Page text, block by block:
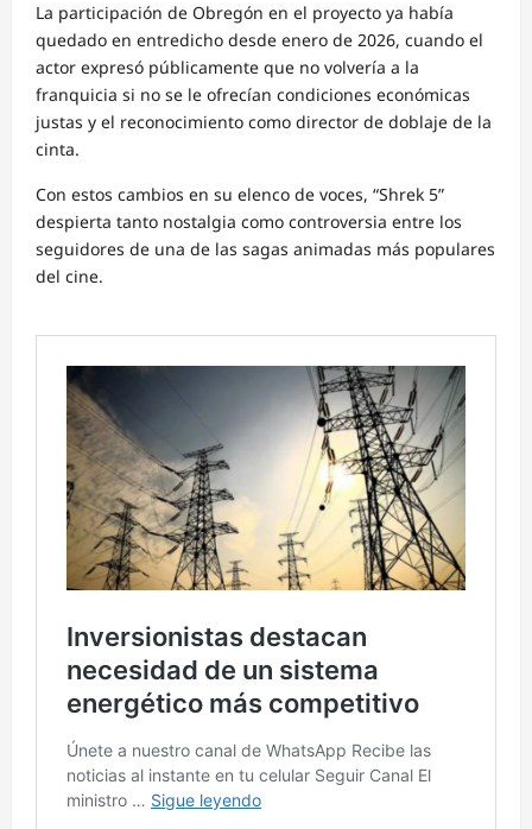
La participación de Obregón en el proyecto ya había
quedado en entredicho desde enero de 2026, cuando el
actor expresó públicamente que no volvería a la
franquicia si no se le ofrecían condiciones económicas
justas y el reconocimiento como director de doblaje de la
cinta.
Con estos cambios en su elenco de voces, “Shrek 5”
despierta tanto nostalgia como controversia entre los
seguidores de una de las sagas animadas más populares
del cine.